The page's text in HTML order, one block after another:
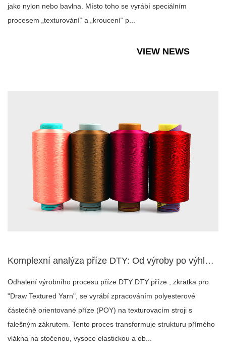
jako nylon nebo bavlna. Místo toho se vyrábí speciálním
procesem „texturování“ a „kroucení“ p...
VIEW NEWS
Komplexní analýza příze DTY: Od výroby po výhled do budoucna
Odhalení výrobního procesu příze DTY DTY příze , zkratka pro
"Draw Textured Yarn", se vyrábí zpracováním polyesterové
částečně orientované příze (POY) na texturovacím stroji s
falešným zákrutem. Tento proces transformuje strukturu přímého
vlákna na stočenou, vysoce elastickou a ob...